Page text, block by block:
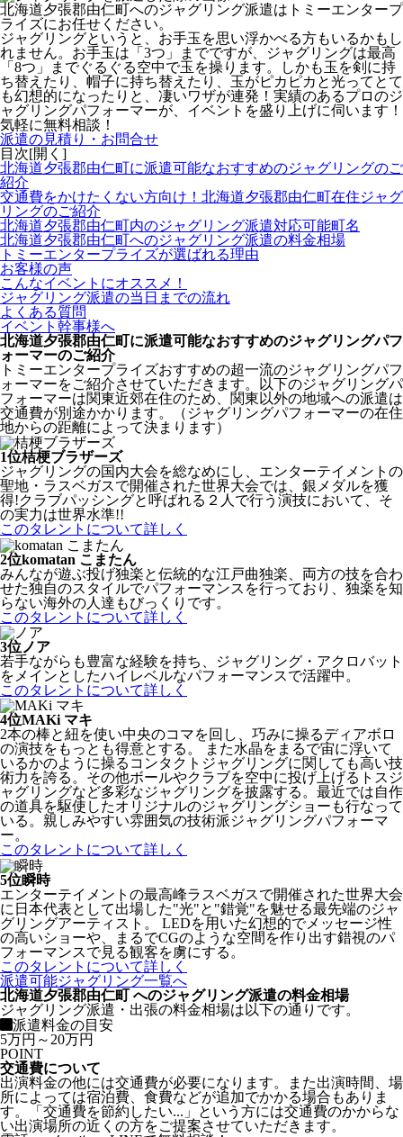
北海道夕張郡由仁町へのジャグリング派遣はトミーエンタープ
ライズにお任せください。
ジャグリングというと、お手玉を思い浮かべる方もいるかもし
れません。お手玉は「3つ」までですが、ジャグリングは最高
「8つ」までぐるぐる空中で玉を操ります。しかも玉を剣に持
ち替えたり、帽子に持ち替えたり、玉がピカピカと光ってとて
も幻想的になったりと、凄いワザが連発！ 実績のあるプロのジ
ャグリングパフォーマーが、イベントを盛り上げに伺います！
気軽に無料相談！
派遣の見積り・お問合せ
目次[開く ]
北海道夕張郡由仁町に派遣可能なおすすめのジャグリングのご
紹介
交通費をかけたくない方向け！北海道夕張郡由仁町在住ジャグ
リングのご紹介
北海道夕張郡由仁町内のジャグリング派遣対応可能町名
北海道夕張郡由仁町へのジャグリング派遣の料金相場
トミーエンタープライズが選ばれる理由
お客様の声
こんなイベントにオススメ！
ジャグリング派遣の当日までの流れ
よくある質問
イベント幹事様へ
北海道夕張郡由仁町に派遣可能なおすすめのジャグリングパフ
ォーマーのご紹介
トミーエンタープライズおすすめの超一流のジャグリングパフ
ォーマーをご紹介させていただきます。以下のジャグリングパ
フォーマーは関東近郊在住のため、関東以外の地域への派遣は
交通費が別途かかります。（ジャグリングパフォーマーの在住
地からの距離によって決まります）
1位桔梗ブラザーズ
ジャグリングの国内大会を総なめにし、エンターテイメントの
聖地・ラスベガスで開催された世界大会では、銀メダルを獲
得!クラブパッシングと呼ばれる２人で行う演技において、そ
の実力は世界水準!!
このタレントについて詳しく
2位komatan こまたん
みんなが遊ぶ投げ独楽と伝統的な江戸曲独楽、両方の技を合わ
せた独自のスタイルでパフォーマンスを行っており、独楽を知
らない海外の人達もびっくりです。
このタレントについて詳しく
3位 ノア
若手ながらも豊富な経験を持ち、ジャグリング・アクロバット
をメインとしたハイレベルなパフォーマンスで活躍中。
このタレントについて詳しく
4位MAKi マキ
2本の棒と紐を使い中央のコマを回し、巧みに操るディアボロ
の演技をもっとも得意とする。 また水晶をまるで宙に浮いて
いるかのように操るコンタクトジャグリングに関しても高い技
術力を誇る。その他ボールやクラブを空中に投げ上げるトスジ
ャグリングなど多彩なジャグリングを披露する。最近では自作
の道具を駆使したオリジナルのジャグリングショーも行なって
いる。親しみやすい雰囲気の技術派ジャグリングパフォーマ
ー。
このタレントについて詳しく
5位瞬時
エンターテイメントの最高峰ラスベガスで開催された世界大会
に日本代表として出場した"光"と"錯覚"を魅せる最先端のジャ
グリングアーティスト。 LEDを用いた幻想的でメッセージ性
の高いショーや、まるでCGのような空間を作り出す錯視のパ
フォーマンスで見る観客を虜にする。
このタレントについて詳しく
派遣可能ジャグリング一覧へ
北海道夕張郡由仁町 へのジャグリング派遣の料金相場
ジャグリング派遣・出張の料金相場は以下の通りです。
派遣料金の目安
5万円～20万円
POINT
交通費について
出演料金の他には交通費が必要になります。また出演時間、場
所によっては宿泊費、食費などが追加でかかる場合もありま
す。「交通費を節約したい...」という方には交通費のかからな
い出演場所の近くの方をご提案させていただきます。